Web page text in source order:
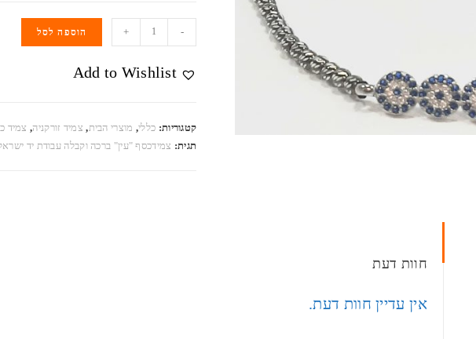
-
+ הוספה לסל
Add to Wishlist
קטגוריות: כללי, מוצרי הבית, צמיד זורקניה, צמיד
תגית: צמידכסף "עין" ברכה וקבלה עבודת יד
חוות דעת
אין עדיין חוות דעת.